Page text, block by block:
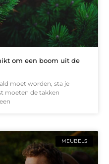
om een boom uit de
moet worden, sta je
moeten de takken
MEUBELS